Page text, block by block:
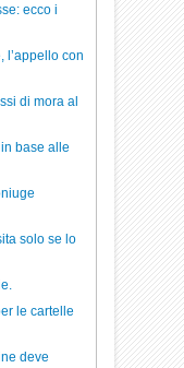
ecco i
l’appello con
di mora al
base alle
solo se lo
le cartelle
deve